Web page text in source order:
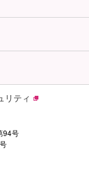
リティ
94号